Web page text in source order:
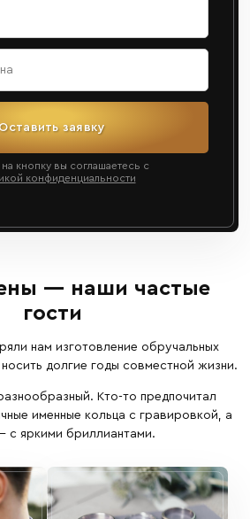
Оставить заявку
кнопку вы соглашаетесь с
конфиденциальности
— наши частые
гости
нам изготовление обручальных
долгие годы совместной жизни.
Кто-то предпочитал
именные кольца с гравировкой, а
с яркими бриллиантами.